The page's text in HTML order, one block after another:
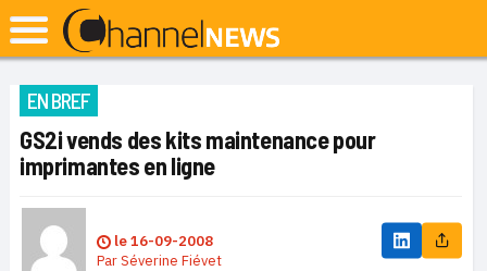
EN BREF
GS2i vends des kits maintenance pour
imprimantes en ligne
le16-09-2008
ParSéverine Fiévet